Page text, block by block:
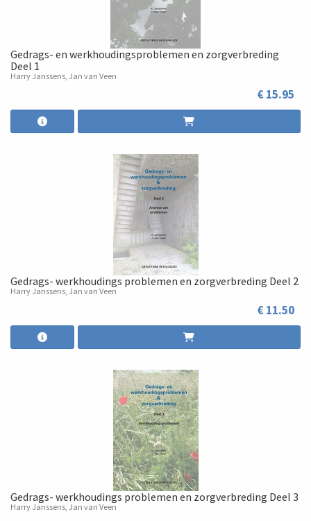
Gedrags- en werkhoudingsproblemen en zorgverbreding
Deel 1
Harry Janssens, Jan van Veen
€ 15.95
Gedrags- werkhoudings problemen en zorgverbreding Deel 2
Harry Janssens, Jan van Veen
€ 11.50
Gedrags- werkhoudings problemen en zorgverbreding Deel 3
Harry Janssens, Jan van Veen